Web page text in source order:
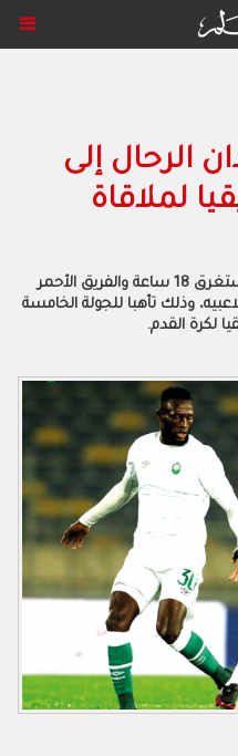
الرحال إلى
لملاقاة
رحلة شاقة للنسور إلى جوهانسبورغ تستغرق 18 ساعة والفريق الأحمر
وذلك تأهبا للجولة الخامسة
لكرة القدم.